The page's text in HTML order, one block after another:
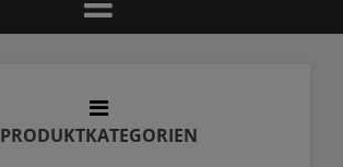
PRODUKTKATEGORIEN